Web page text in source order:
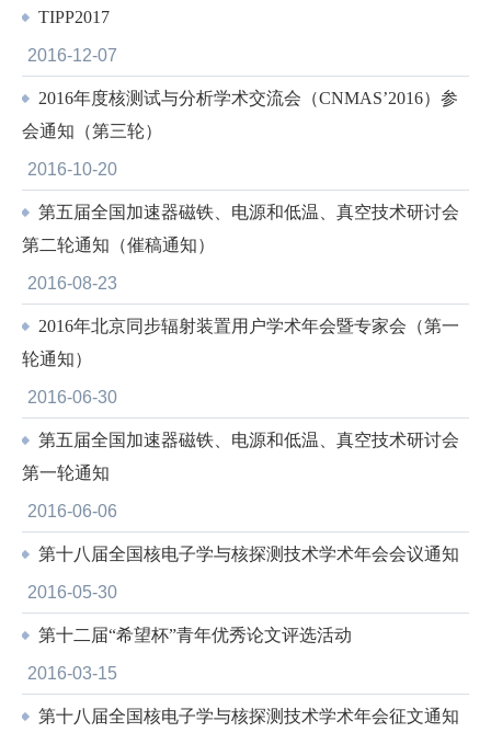
TIPP2017
2016-12-07
2016年度核测试与分析学术交流会（CNMAS’2016）参
会通知（第三轮）
2016-10-20
第五届全国加速器磁铁、电源和低温、真空技术研讨会
第二轮通知（催稿通知）
2016-08-23
2016年北京同步辐射装置用户学术年会暨专家会（第一
轮通知）
2016-06-30
第五届全国加速器磁铁、电源和低温、真空技术研讨会
第一轮通知
2016-06-06
第十八届全国核电子学与核探测技术学术年会会议通知
2016-05-30
第十二届“希望杯”青年优秀论文评选活动
2016-03-15
第十八届全国核电子学与核探测技术学术年会征文通知